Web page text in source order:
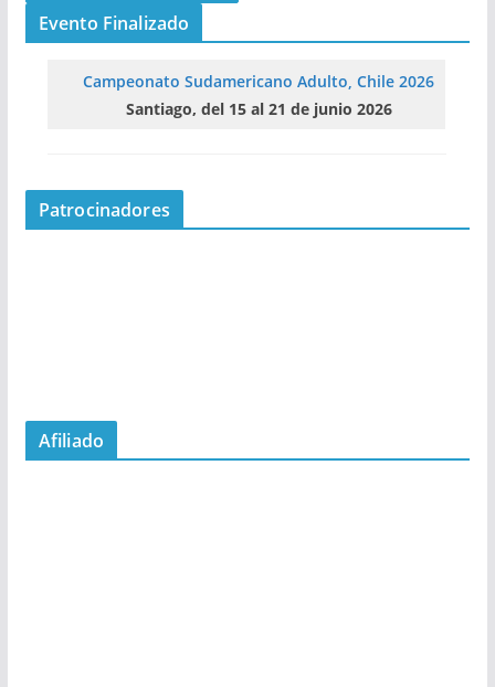
Evento Finalizado
Campeonato Sudamericano Adulto, Chile 2026
Santiago, del 15 al 21 de junio 2026
Patrocinadores
Afiliado